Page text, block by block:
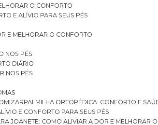
O CONFORTO
E ALÍVIO PARA SEUS PÉS
E MELHORAR O CONFORTO
NOS PÉS
DIÁRIO
NOS PÉS
PALMILHA ORTOPÉDICA: CONFORTO E
E CONFORTO PARA SEUS PÉS
JOANETE: COMO ALIVIAR A DOR E MELHORAR